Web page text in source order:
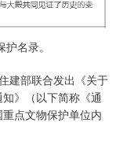
名录。
建部联合发出《关于
》（以下简称《通
点文物保护单位内